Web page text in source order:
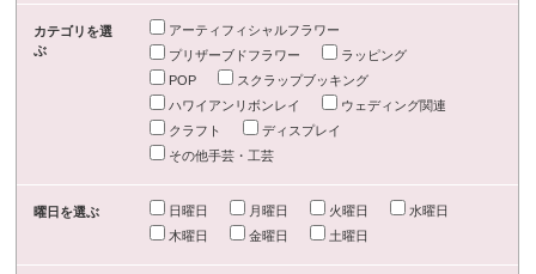
カテゴリを選
ぶ
アーティフィシャルフラワー
プリザーブドフラワー
ラッピング
POP
スクラップブッキング
ハワイアンリボンレイ
ウェディング関連
クラフト
ディスプレイ
その他手芸・工芸
曜日を選ぶ 日曜日 月曜日 火曜日
水曜日
木曜日
金曜日 土曜日